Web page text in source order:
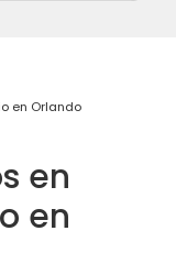
en Orlando
en
en